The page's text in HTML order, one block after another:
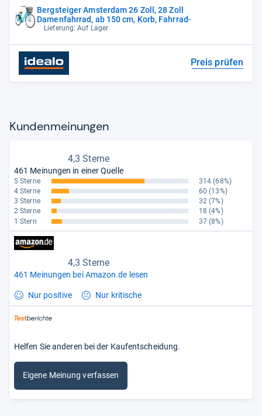
Bergsteiger Amsterdam 26 Zoll, 28 Zoll
Damenfahrrad, ab 150 cm, Korb, Fahrrad-
Lieferung: Auf Lager
Preis prüfen
Kun­den­mei­nun­gen
4,3 Sterne
461 Meinungen in einer Quelle
5 Sterne 314 (68%)
4 Sterne
60 (13%)
3 Sterne
32 (7%)
2 Sterne
18 (4%)
1 Stern
37 (8%)
4,3 Sterne
461 Meinungen bei Amazon.de lesen
Nur positive Nur kritische
Helfen Sie anderen bei der Kaufentscheidung.
Eigene Meinung verfassen